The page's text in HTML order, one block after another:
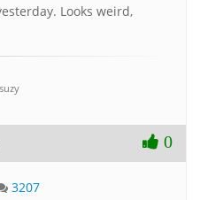
Looks weird,
0
3207